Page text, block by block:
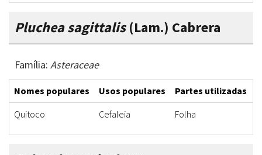
Pluchea sagittalis(Lam.) Cabrera
Família: Asteraceae
Nomes populares Usos populares Partes utilizadas
Quitoco
Cefaleia Folha